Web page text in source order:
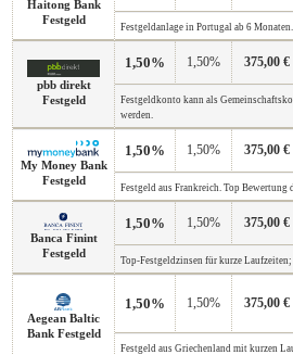
Haitong Bank
Festgeld
Festgeldanlage in Portugal ab 6 Monaten.
pbb direkt
Festgeld
1,50% 1,50% 375,00 €
Festgeldkonto kann als
werden.
My Money Bank
Festgeld
1,50% 1,50% 375,00 €
Festgeld aus Frankreich. Top Bewertung
Banca Finint
Festgeld
1,50% 1,50% 375,00 €
Top-Festgeldzinsen für kurze Laufzeiten;
Aegean Baltic
Bank Festgeld
1,50% 1,50% 375,00 €
Festgeld aus Griechenland mit kurzen